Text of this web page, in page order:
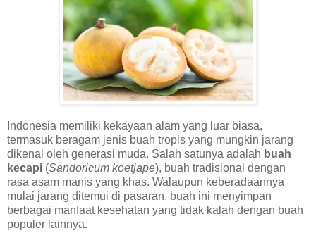
Indonesia memiliki kekayaan alam yang luar biasa,
termasuk beragam jenis buah tropis yang mungkin jarang
dikenal oleh generasi muda. Salah satunya adalah buah
kecapi (Sandoricum koetjape), buah tradisional dengan
rasa asam manis yang khas. Walaupun keberadaannya
mulai jarang ditemui di pasaran, buah ini menyimpan
berbagai manfaat kesehatan yang tidak kalah dengan buah
populer lainnya.